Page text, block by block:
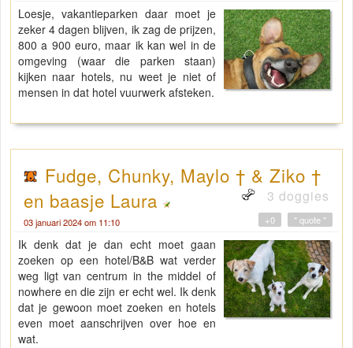
Loesje, vakantieparken daar moet je
zeker 4 dagen blijven, ik zag de prijzen,
800 a 900 euro, maar ik kan wel in de
omgeving (waar die parken staan)
kijken naar hotels, nu weet je niet of
mensen in dat hotel vuurwerk afsteken.
Fudge, Chunky, Maylo † & Ziko †
en baasje Laura
3 doggies
03 januari 2024 om 11:10 " quote "
+0
Ik denk dat je dan echt moet gaan
zoeken op een hotel/B&B wat verder
weg ligt van centrum in the middel of
nowhere en die zijn er echt wel. Ik denk
dat je gewoon moet zoeken en hotels
even moet aanschrijven over hoe en
wat.